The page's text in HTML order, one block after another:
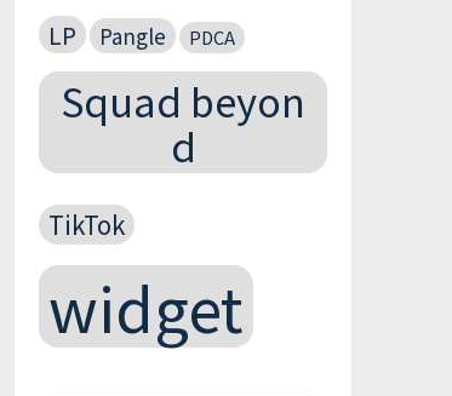
LP Pangle PDCA
Squad beyon
d
TikTok
widget